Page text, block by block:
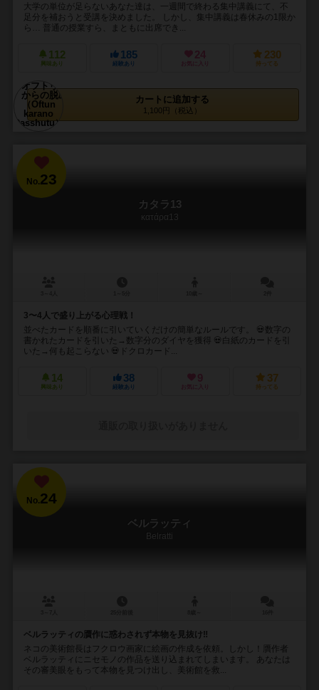
大学の単位が足らないあなた達は、一週間で終わる集中講義にて、不
足分を補おうと受講を決めました。 しかし、集中講義は春休みの1限か
ら… 普通の授業すら、まともに出席でき...
112
興味あり
185
経験あり
24
お気に入り
230
持ってる
カートに追加する
1,100円（税込）
No.23
カタラ13
κατάρα13
3〜4人で盛り上がる心理戦！
並べたカードを順番に引いていくだけの簡単なルールです。 💀数字の
書かれたカードを引いた→数字分のダイヤを獲得 💀白紙のカードを引
いた→何も起こらない 💀ドクロカード...
14
興味あり
38
経験あり
9
お気に入り
37
持ってる
No.24
ベルラッティ
Belratti
ベルラッティの贋作に惑わされず本物を見抜け‼️
ネコの美術館長はフクロウ画家に絵画の作成を依頼。しかし！贋作者
ベルラッティにニセモノの作品を送り込まれてしまいます。 あなたは
その審美眼をもって本物を見つけ出し、美術館を救...